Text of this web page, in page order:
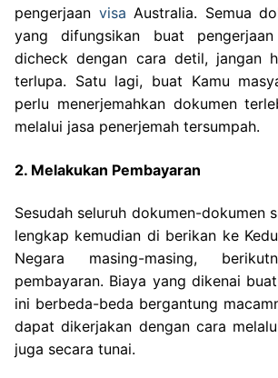
pengerjaan visa Australia. Semua
yang difungsikan buat
dicheck dengan cara detil, jangan
terlupa. Satu lagi, buat Kamu
perlu menerjemahkan dokumen
melalui jasa penerjemah tersumpah.
2. Melakukan Pembayaran
Sesudah seluruh dokumen-dokumen
lengkap kemudian di berikan ke
Negara masing-masing,
pembayaran. Biaya yang dikenai
ini berbeda-beda bergantung
dapat dikerjakan dengan cara
juga secara tunai.